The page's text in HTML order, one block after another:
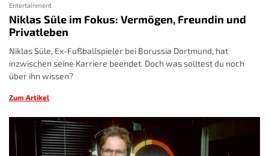
Entertainment
Niklas Süle im Fokus: Vermögen, Freundin und
Privatleben
Niklas Süle, Ex-Fußballspieler bei Borussia Dortmund, hat
inzwischen seine Karriere beendet. Doch was solltest du noch
über ihn wissen?
Zum Artikel